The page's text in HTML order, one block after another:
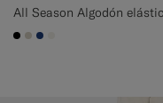
All Season Algodón
#000000
#D7D1C3
#1C3D7A